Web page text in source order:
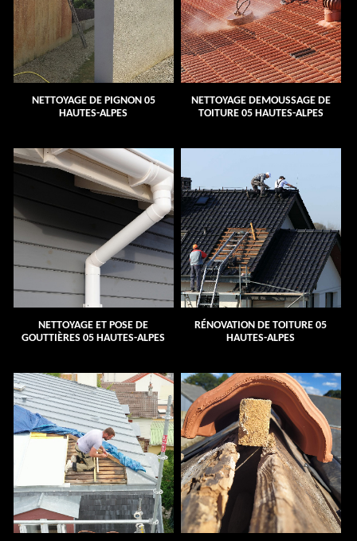
NETTOYAGE DE PIGNON 05
HAUTES-ALPES
NETTOYAGE DEMOUSSAGE DE
TOITURE 05 HAUTES-ALPES
NETTOYAGE ET POSE DE
GOUTTIÈRES 05 HAUTES-ALPES
RÉNOVATION DE TOITURE 05
HAUTES-ALPES